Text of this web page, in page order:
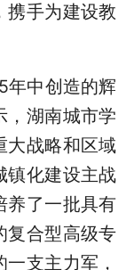
携手为建设教
年中创造的辉
，湖南城市学
大战略和区域
镇化建设主战
养了一批具有
复合型高级专
支主力军，